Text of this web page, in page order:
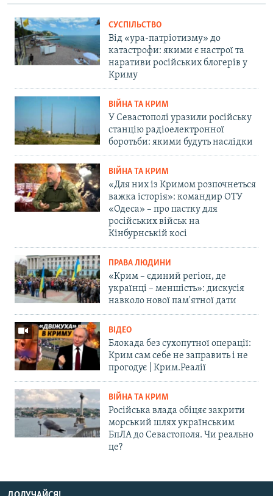
СУСПІЛЬСТВО
Від «ура-патріотизму» до
катастрофи: якими є настрої та
наративи російських блогерів у
Криму
ВІЙНА ТА КРИМ
У Севастополі уразили російську
станцію радіоелектронної
боротьби: якими будуть наслідки
ВІЙНА ТА КРИМ
«Для них із Кримом розпочнеться
важка історія»: командир ОТУ
«Одеса» – про пастку для
російських військ на
Кінбурнській косі
ПРАВА ЛЮДИНИ
«Крим – єдиний регіон, де
українці – меншість»: дискусія
навколо нової пам'ятної дати
ВІДЕО
Блокада без сухопутної операції:
Крим сам себе не заправить і не
прогодує | Крим.Реалії
ВІЙНА ТА КРИМ
Російська влада обіцяє закрити
морський шлях українським
БпЛА до Севастополя. Чи реально
це?